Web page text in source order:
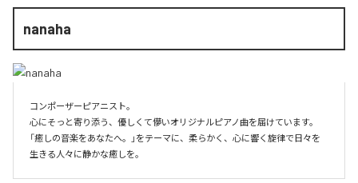
nanaha
コンポーザーピアニスト。
心にそっと寄り添う、優しくて儚いオリジナルピアノ曲を届けています。
「癒しの音楽をあなたへ。」をテーマに、柔らかく、心に響く旋律で日々を
生きる人々に静かな癒しを。